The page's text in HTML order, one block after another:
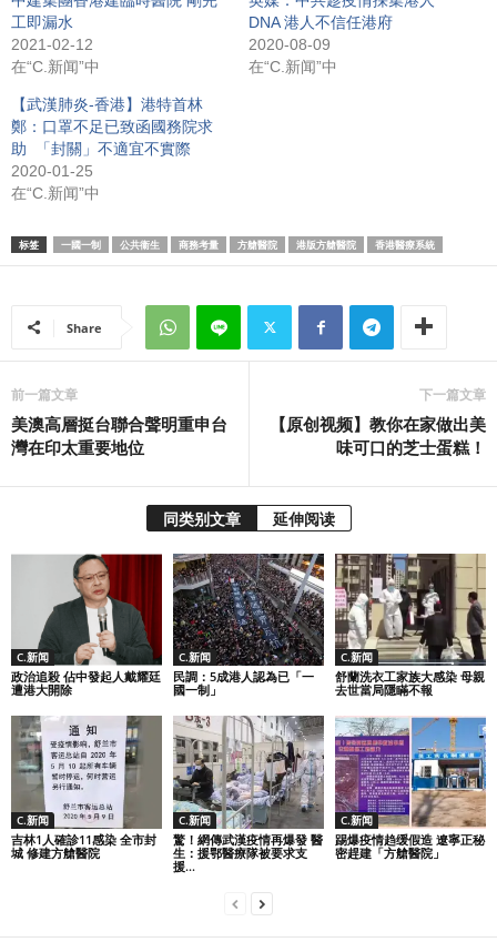
工即漏水
2021-02-12
在“C.新闻”中
DNA 港人不信任港府
2020-08-09
在“C.新闻”中
【武漢肺炎-香港】港特首林
鄭：口罩不足已致函國務院求
助 「封關」不適宜不實際
2020-01-25
在“C.新闻”中
标签 一國一制 公共衞生 商務考量 方艙醫院 港版方艙醫院 香港醫療系統
Share
前一篇文章
美澳高層挺台聯合聲明重申台
灣在印太重要地位
下一篇文章
【原创视频】教你在家做出美
味可口的芝士蛋糕！
同类别文章 延伸阅读
C.新闻
政治追殺 佔中發起人戴耀廷
遭港大開除
C.新闻
民調：5成港人認為已「一
國一制」
C.新闻
舒蘭洗衣工家族大感染 母親
去世當局隱瞞不報
C.新闻
吉林1人確診11感染 全市封
城 修建方艙醫院
C.新闻
驚！網傳武漢疫情再爆發 醫
生：援鄂醫療隊被要求支
援...
C.新闻
踢爆疫情趋缓假造 遼寧正秘
密趕建「方艙醫院」